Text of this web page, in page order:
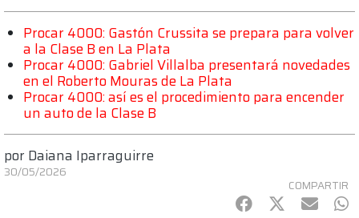
Procar 4000: Gastón Crussita se prepara para volver
a la Clase B en La Plata
Procar 4000: Gabriel Villalba presentará novedades
en el Roberto Mouras de La Plata
Procar 4000: así es el procedimiento para encender
un auto de la Clase B
por Daiana Iparraguirre
30/05/2026
COMPARTIR
Facebook
Twitter
mail